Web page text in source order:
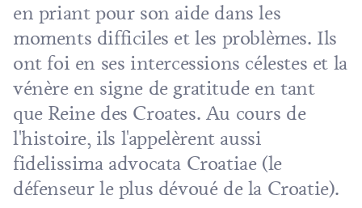
en priant pour son aide dans les
moments difficiles et les problèmes. Ils
ont foi en ses intercessions célestes et la
vénère en signe de gratitude en tant
que Reine des Croates. Au cours de
l'histoire, ils l'appelèrent aussi
fidelissima advocata Croatiae (le
défenseur le plus dévoué de la Croatie).